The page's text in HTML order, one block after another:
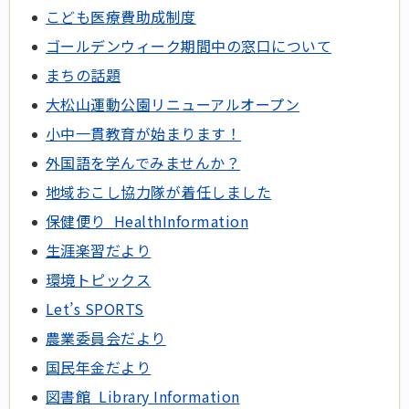
こども医療費助成制度
ゴールデンウィーク期間中の窓口について
まちの話題
大松山運動公園リニューアルオープン
小中一貫教育が始まります！
外国語を学んでみませんか？
地域おこし協力隊が着任しました
保健便り HealthInformation
生涯楽習だより
環境トピックス
Let’s SPORTS
農業委員会だより
国民年金だより
図書館 Library Information